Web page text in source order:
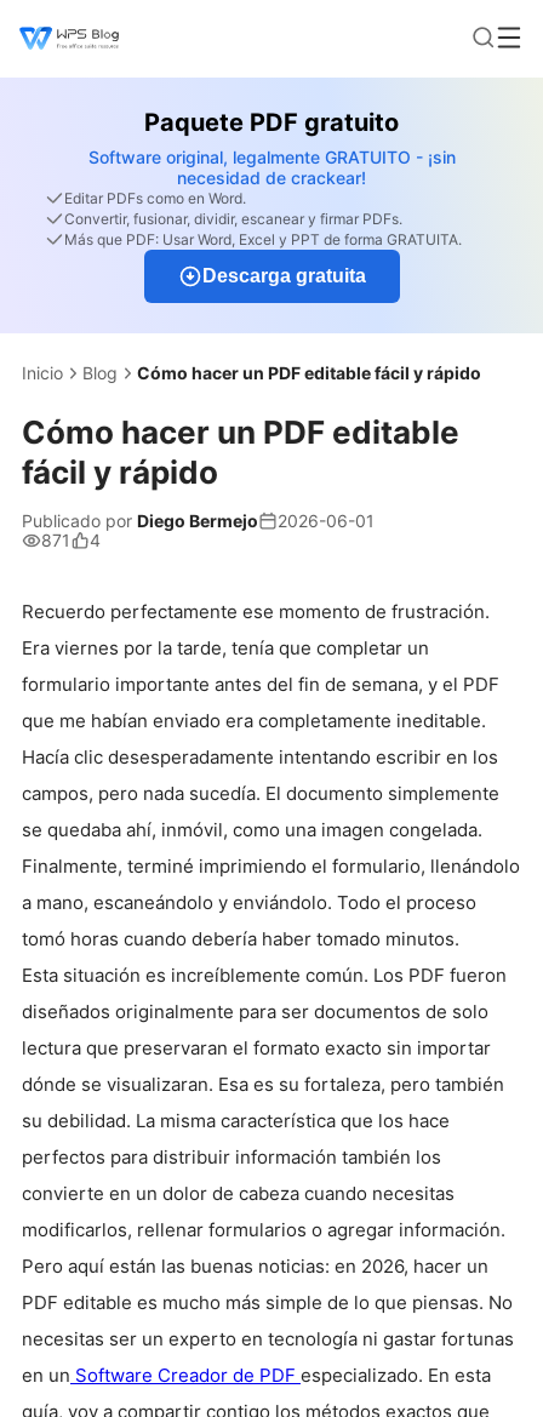
Paquete PDF gratuito
Software original, legalmente GRATUITO - ¡sin
necesidad de crackear!
Editar PDFs como en Word.
Convertir, fusionar, dividir, escanear y firmar PDFs.
Más que PDF: Usar Word, Excel y PPT de forma GRATUITA.
Descarga gratuita
Inicio Blog Cómo hacer un PDF editable fácil y rápido
Cómo hacer un PDF editable
fácil y rápido
Publicado por Diego Bermejo
2026-06-01
871
4
Recuerdo perfectamente ese momento de frustración.
Era viernes por la tarde, tenía que completar un
formulario importante antes del fin de semana, y el PDF
que me habían enviado era completamente ineditable.
Hacía clic desesperadamente intentando escribir en los
campos, pero nada sucedía. El documento simplemente
se quedaba ahí, inmóvil, como una imagen congelada.
Finalmente, terminé imprimiendo el formulario, llenándolo
a mano, escaneándolo y enviándolo. Todo el proceso
tomó horas cuando debería haber tomado minutos.
Esta situación es increíblemente común. Los PDF fueron
diseñados originalmente para ser documentos de solo
lectura que preservaran el formato exacto sin importar
dónde se visualizaran. Esa es su fortaleza, pero también
su debilidad. La misma característica que los hace
perfectos para distribuir información también los
convierte en un dolor de cabeza cuando necesitas
modificarlos, rellenar formularios o agregar información.
Pero aquí están las buenas noticias: en 2026, hacer un
PDF editable es mucho más simple de lo que piensas. No
necesitas ser un experto en tecnología ni gastar fortunas
en un Software Creador de PDF especializado. En esta
guía, voy a compartir contigo los métodos exactos que